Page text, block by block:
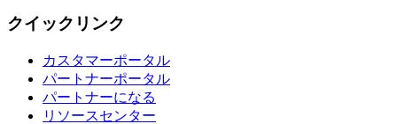
クイックリンク
カスタマーポータル
パートナーポータル
パートナーになる
リソースセンター